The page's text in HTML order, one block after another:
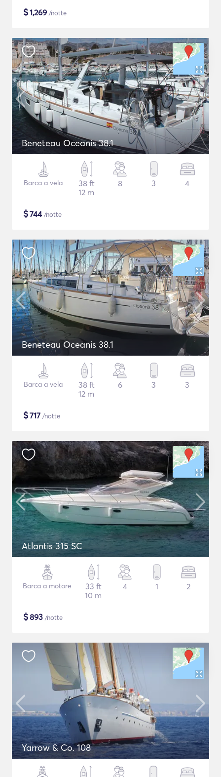
$1,269 /notte
Beneteau Oceanis 38.1
Barca a vela
38 ft
12 m
8 3 4
$744/notte
Beneteau Oceanis 38.1
Barca a vela
38 ft
12 m
6 3 3
$717 /notte
Atlantis 315 SC
Barca a motore
33 ft
10 m
4 1 2
$893 /notte
Yarrow & Co. 108